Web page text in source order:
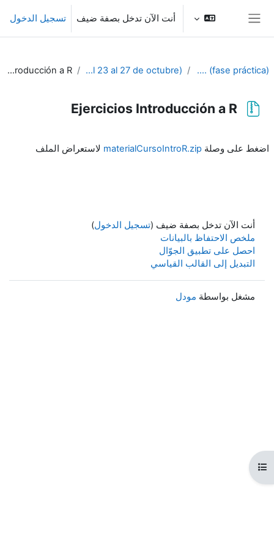
تخطى إلى المحتوى الرئيسي
أنت الآن تدخل بصفة ضيف تسجيل الدخول
المقرر
PIB-M 4ª Ed. (fase práctica)
8º SEMANA (Del 23 al 27 de octubre)
Ejercicios Introducción a R
Ejercicios Introducción a R
اضغط على وصلة materialCursoIntroR.zip لاستعراض الملف
أنت الآن تدخل بصفة ضيف (تسجيل الدخول)
ملخص الاحتفاظ بالبيانات
احصل على تطبيق الجوّال
التبديل إلى القالب القياسي
مشغل بواسطة مودل